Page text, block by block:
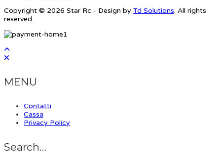
Copyright © 2026 Star Rc - Design by Td Solutions. All rights
reserved.
MENU
Contatti
Cassa
Privacy Policy
Search…